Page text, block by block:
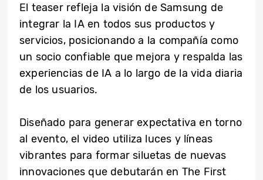
El teaser refleja la visión de Samsung de
integrar la IA en todos sus productos y
servicios, posicionando a la compañía como
un socio confiable que mejora y respalda las
experiencias de IA a lo largo de la vida diaria
de los usuarios.
Diseñado para generar expectativa en torno
al evento, el video utiliza luces y líneas
vibrantes para formar siluetas de nuevas
innovaciones que debutarán en The First